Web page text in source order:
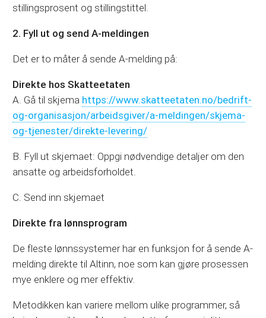
stillingsprosent og stillingstittel.
2. Fyll ut og send A-meldingen
Det er to måter å sende A-melding på:
Direkte hos Skatteetaten
A. Gå til skjema https://www.skatteetaten.no/bedrift-
og-organisasjon/arbeidsgiver/a-meldingen/skjema-
og-tjenester/direkte-levering/
B. Fyll ut skjemaet: Oppgi nødvendige detaljer om den
ansatte og arbeidsforholdet.
C. Send inn skjemaet
Direkte fra lønnsprogram
De fleste lønnssystemer har en funksjon for å sende A-
melding direkte til Altinn, noe som kan gjøre prosessen
mye enklere og mer effektiv.
Metodikken kan variere mellom ulike programmer, så